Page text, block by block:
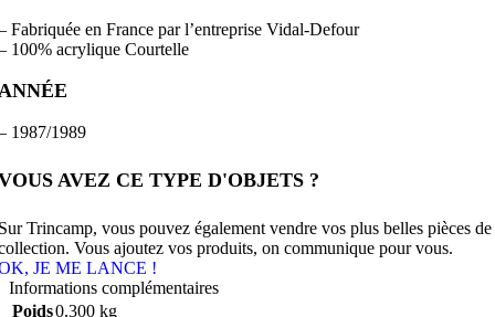
Fabriquée en France par l’entreprise Vidal-Defour
100% acrylique Courtelle
1987/1989
AVEZ CE TYPE D'OBJETS ?
Trincamp, vous pouvez également vendre vos plus belles pièces de
Vous ajoutez vos produits, on communique pour vous.
JE ME LANCE !
Informations complémentaires
Poids0,300 kg